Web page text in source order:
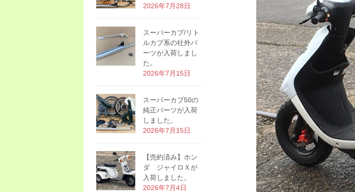
2026年7月28日
スーパーカブ/リト
ルカブ系の社外パ
ーツが入荷しまし
た。
2026年7月15日
スーパーカブ50の
純正パーツが入荷
しました。
2026年7月15日
【売約済み】ホン
ダ ジャイロＸが
入荷しました。
2026年7月4日